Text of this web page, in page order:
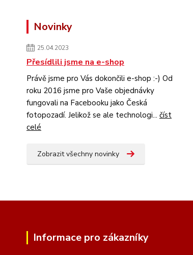
Novinky
25.04.2023
Přesídlili jsme na e-shop
Právě jsme pro Vás dokončili e-shop :-) Od
roku 2016 jsme pro Vaše objednávky
fungovali na Facebooku jako Česká
fotopozadí. Jelikož se ale technologi... číst
celé
Zobrazit všechny novinky
Informace pro zákazníky